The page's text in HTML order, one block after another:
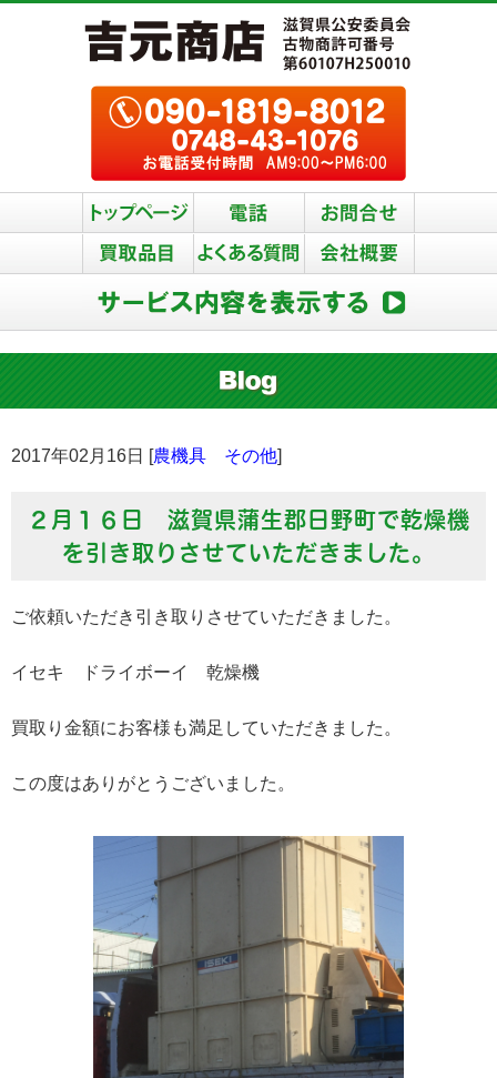
2017年02月16日 [農機具 その他]
２月１６日 滋賀県蒲生郡日野町で乾燥機
を引き取りさせていただきました。
ご依頼いただき引き取りさせていただきました。
イセキ ドライボーイ 乾燥機
買取り金額にお客様も満足していただきました。
この度はありがとうございました。